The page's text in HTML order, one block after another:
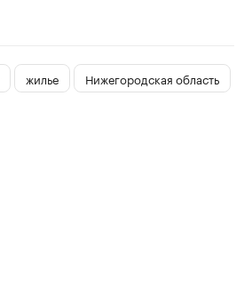
жилье
Нижегородская область